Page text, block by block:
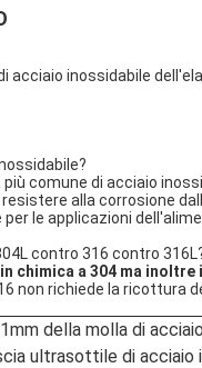
acciaio inossidabile
comune di acciaio
alla corrosione
le applicazioni
contro 316 contro
chimica a 304 ma
non richiede la ricottura
della molla di
ultrasottile di acciaio